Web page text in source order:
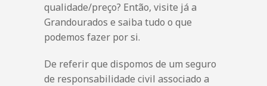
qualidade/preço? Então, visite já a
Grandourados e saiba tudo o que
podemos fazer por si.
De referir que dispomos de um seguro
de responsabilidade civil associado a